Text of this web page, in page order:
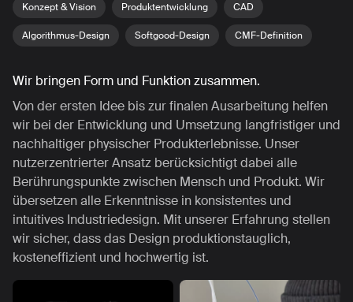
Konzept & Vision Produktentwicklung CAD
Algorithmus-Design Softgood-Design CMF-Definition
Wir bringen Form und Funktion zusammen.
Von der ersten Idee bis zur finalen Ausarbeitung helfen
wir bei der Entwicklung und Umsetzung langfristiger und
nachhaltiger physischer Produkterlebnisse. Unser
nutzerzentrierter Ansatz berücksichtigt dabei alle
Berührungspunkte zwischen Mensch und Produkt. Wir
übersetzen alle Erkenntnisse in konsistentes und
intuitives Industriedesign. Mit unserer Erfahrung stellen
wir sicher, dass das Design produktionstauglich,
kosteneffizient und hochwertig ist.